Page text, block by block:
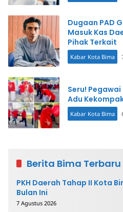
Dugaan PAD
Masuk Kas
Pihak Terkait
Kabar Kota Bima
Seru!
Adu
Kabar Kota Bima
Berita Bima Terbaru
PKH Daerah Tahap II Kota
Bulan Ini
7 Agustus 2026